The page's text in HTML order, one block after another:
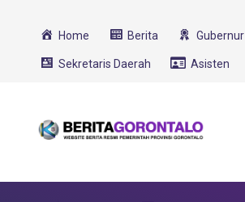
Home Berita Gubernur
Sekretaris Daerah Asisten